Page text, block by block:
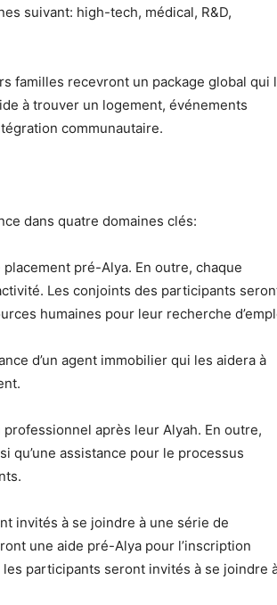
suivant: high-tech, médical, R&D,
familles recevront un package global qui
à trouver un logement, événements
communautaire.
dans quatre domaines clés:
pré-Alya. En outre, chaque
Les conjoints des participants
humaines pour leur recherche
d’un agent immobilier qui les aidera à
après leur Alyah. En outre,
qu’une assistance pour le processus
invités à se joindre à une série de
une aide pré-Alya pour l’inscription
participants seront invités à se joindre